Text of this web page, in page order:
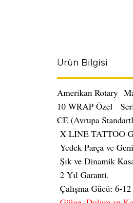
Ürün Bilgisi
Amerikan Rotary
10 WRAP Özel
CE (Avrupa
X LINE TATTOO
Yedek Parça ve
Şık ve Dinamik
2 Yıl Garanti.
Çalışma Gücü: 6-